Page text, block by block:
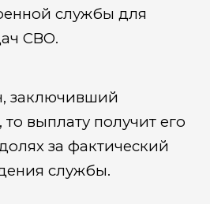
службы для
СВО.
заключивший
то выплату получит его
за фактический
службы.